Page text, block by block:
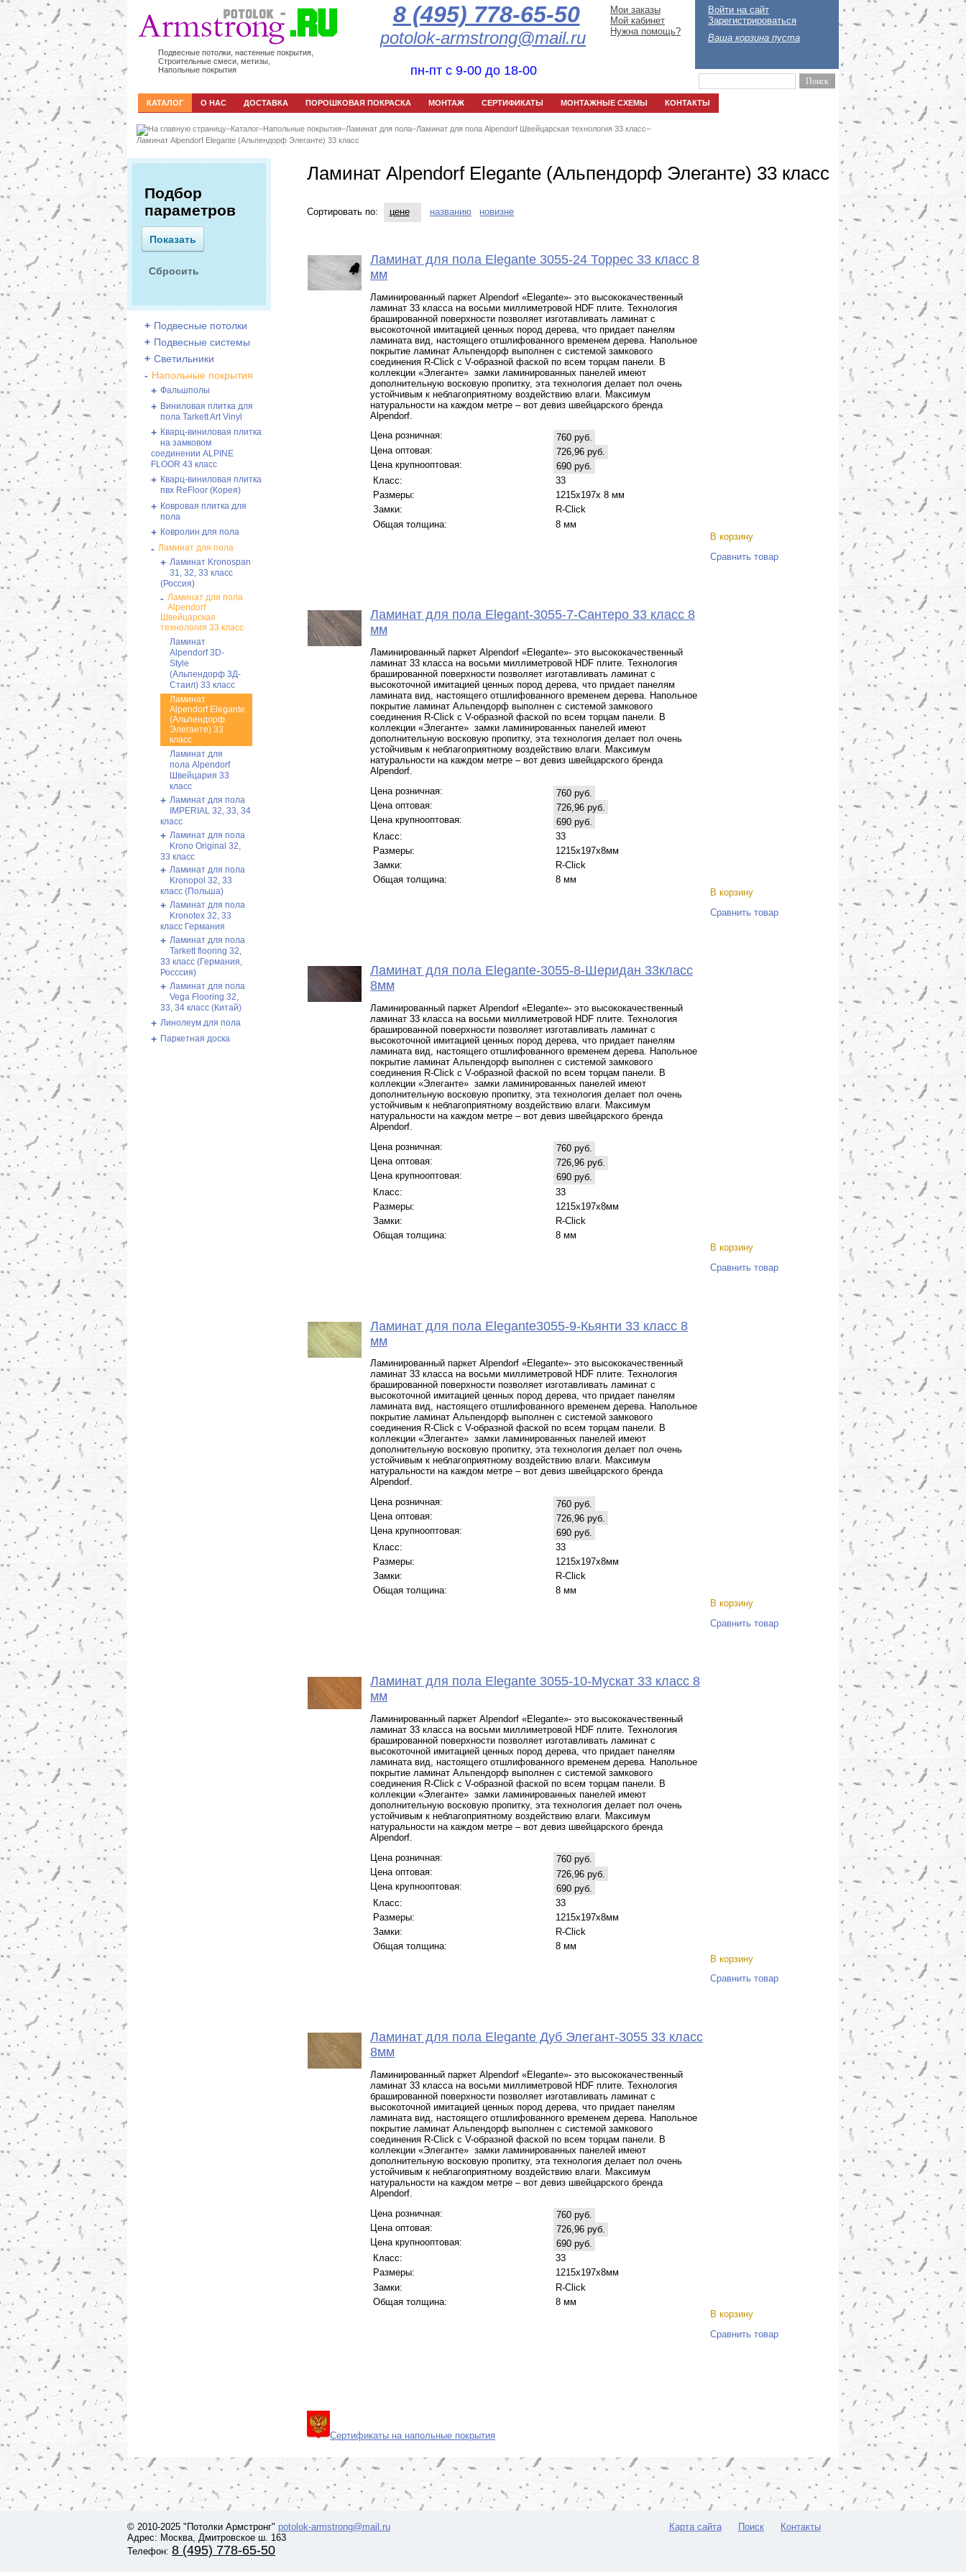
Подвесные потолки, настенные покрытия,
Строительные смеси, метизы,
Напольные покрытия
8 (495) 778-65-50
potolok-armstrong@mail.ru
пн-пт с 9-00 до 18-00
КАТАЛОГ О НАС ДОСТАВКА ПОРОШКОВАЯ ПОКРАСКА МОНТАЖ СЕРТИФИКАТЫ МОНТАЖНЫЕ СХЕМЫ КОНТАКТЫ
Мои заказы
Мой кабинет
Нужна помощь?
Войти на сайт
Зарегистрироваться
Ваша корзина пуста
–Каталог–Напольные покрытия–Ламинат для пола–Ламинат для пола Alpendorf Швейцарская технология 33 класс–
Ламинат Alpendorf Elegante (Альпендорф Элеганте) 33 класс
Подбор
параметров
+ Подвесные потолки
+ Подвесные системы
+ Светильники
- Напольные покрытия
+ Фальшполы
+ Виниловая плитка для
пола Tarkett Art Vinyl
+ Кварц-виниловая плитка
на замковом
соединении ALPINE
FLOOR 43 класс
+ Кварц-виниловая плитка
пвх ReFloor (Корея)
+ Ковровая плитка для
пола
+ Ковролин для пола
- Ламинат для пола
+ Ламинат Kronospan
31, 32, 33 класс
(Россия)
- Ламинат для пола
Alpendorf
Швейцарская
технология 33 класс
Ламинат
Alpendorf 3D-
Style
(Альпендорф 3Д-
Стаил) 33 класс
Ламинат
Alpendorf Elegante
(Альпендорф
Элеганте) 33
класс
Ламинат для
пола Alpendorf
Швейцария 33
класс
+ Ламинат для пола
IMPERIAL 32, 33, 34
класс
+ Ламинат для пола
Krono Original 32,
33 класс
+ Ламинат для пола
Kronopol 32, 33
класс (Польша)
+ Ламинат для пола
Kronotex 32, 33
класс Германия
+ Ламинат для пола
Tarkett flooring 32,
33 класс (Германия,
Росссия)
+ Ламинат для пола
Vega Flooring 32,
33, 34 класс (Китай)
+ Линолеум для пола
+ Паркетная доска
Ламинат Alpendorf Elegante (Альпендорф Элеганте) 33 класс
Сортировать по: цене названию новизне
Ламинат для пола Elegante 3055-24 Торрес 33 класс 8
мм
Ламинированный паркет Alpendorf «Elegante»- это высококачественный
ламинат 33 класса на восьми миллиметровой HDF плите. Технология
брашированной поверхности позволяет изготавливать ламинат с
высокоточной имитацией ценных пород дерева, что придает панелям
ламината вид, настоящего отшлифованного временем дерева. Напольное
покрытие ламинат Альпендорф выполнен с системой замкового
соединения R-Click c V-образной фаской по всем торцам панели. В
коллекции «Элеганте» замки ламинированных панелей имеют
дополнительную восковую пропитку, эта технология делает пол очень
устойчивым к неблагоприятному воздействию влаги. Максимум
натуральности на каждом метре – вот девиз швейцарского бренда
Alpendorf.
Цена розничная:
760 руб.
Цена оптовая:
726,96 руб.
Цена крупнооптовая:
690 руб.
Класс:
33
Размеры:
1215х197х 8 мм
Замки:
R-Click
Общая толщина:
8 мм
В корзину
Сравнить товар
Ламинат для пола Elegant-3055-7-Сантеро 33 класс 8
мм
Ламинированный паркет Alpendorf «Elegante»- это высококачественный
ламинат 33 класса на восьми миллиметровой HDF плите. Технология
брашированной поверхности позволяет изготавливать ламинат с
высокоточной имитацией ценных пород дерева, что придает панелям
ламината вид, настоящего отшлифованного временем дерева. Напольное
покрытие ламинат Альпендорф выполнен с системой замкового
соединения R-Click c V-образной фаской по всем торцам панели. В
коллекции «Элеганте» замки ламинированных панелей имеют
дополнительную восковую пропитку, эта технология делает пол очень
устойчивым к неблагоприятному воздействию влаги. Максимум
натуральности на каждом метре – вот девиз швейцарского бренда
Alpendorf.
Цена розничная:
760 руб.
Цена оптовая:
726,96 руб.
Цена крупнооптовая:
690 руб.
Класс:
33
Размеры:
1215х197х8мм
Замки:
R-Click
Общая толщина:
8 мм
В корзину
Сравнить товар
Ламинат для пола Elegante-3055-8-Шеридан 33класс
8мм
Ламинированный паркет Alpendorf «Elegante»- это высококачественный
ламинат 33 класса на восьми миллиметровой HDF плите. Технология
брашированной поверхности позволяет изготавливать ламинат с
высокоточной имитацией ценных пород дерева, что придает панелям
ламината вид, настоящего отшлифованного временем дерева. Напольное
покрытие ламинат Альпендорф выполнен с системой замкового
соединения R-Click c V-образной фаской по всем торцам панели. В
коллекции «Элеганте» замки ламинированных панелей имеют
дополнительную восковую пропитку, эта технология делает пол очень
устойчивым к неблагоприятному воздействию влаги. Максимум
натуральности на каждом метре – вот девиз швейцарского бренда
Alpendorf.
Цена розничная:
760 руб.
Цена оптовая:
726,96 руб.
Цена крупнооптовая:
690 руб.
Класс:
33
Размеры:
1215х197х8мм
Замки:
R-Click
Общая толщина:
8 мм
В корзину
Сравнить товар
Ламинат для пола Elegante3055-9-Кьянти 33 класс 8
мм
Ламинированный паркет Alpendorf «Elegante»- это высококачественный
ламинат 33 класса на восьми миллиметровой HDF плите. Технология
брашированной поверхности позволяет изготавливать ламинат с
высокоточной имитацией ценных пород дерева, что придает панелям
ламината вид, настоящего отшлифованного временем дерева. Напольное
покрытие ламинат Альпендорф выполнен с системой замкового
соединения R-Click c V-образной фаской по всем торцам панели. В
коллекции «Элеганте» замки ламинированных панелей имеют
дополнительную восковую пропитку, эта технология делает пол очень
устойчивым к неблагоприятному воздействию влаги. Максимум
натуральности на каждом метре – вот девиз швейцарского бренда
Alpendorf.
Цена розничная:
760 руб.
Цена оптовая:
726,96 руб.
Цена крупнооптовая:
690 руб.
Класс:
33
Размеры:
1215х197х8мм
Замки:
R-Click
Общая толщина:
8 мм
В корзину
Сравнить товар
Ламинат для пола Elegante 3055-10-Мускат 33 класс 8
мм
Ламинированный паркет Alpendorf «Elegante»- это высококачественный
ламинат 33 класса на восьми миллиметровой HDF плите. Технология
брашированной поверхности позволяет изготавливать ламинат с
высокоточной имитацией ценных пород дерева, что придает панелям
ламината вид, настоящего отшлифованного временем дерева. Напольное
покрытие ламинат Альпендорф выполнен с системой замкового
соединения R-Click c V-образной фаской по всем торцам панели. В
коллекции «Элеганте» замки ламинированных панелей имеют
дополнительную восковую пропитку, эта технология делает пол очень
устойчивым к неблагоприятному воздействию влаги. Максимум
натуральности на каждом метре – вот девиз швейцарского бренда
Alpendorf.
Цена розничная:
760 руб.
Цена оптовая:
726,96 руб.
Цена крупнооптовая:
690 руб.
Класс:
33
Размеры:
1215х197х8мм
Замки:
R-Click
Общая толщина:
8 мм
В корзину
Сравнить товар
Ламинат для пола Elegante Дуб Элегант-3055 33 класс
8мм
Ламинированный паркет Alpendorf «Elegante»- это высококачественный
ламинат 33 класса на восьми миллиметровой HDF плите. Технология
брашированной поверхности позволяет изготавливать ламинат с
высокоточной имитацией ценных пород дерева, что придает панелям
ламината вид, настоящего отшлифованного временем дерева. Напольное
покрытие ламинат Альпендорф выполнен с системой замкового
соединения R-Click c V-образной фаской по всем торцам панели. В
коллекции «Элеганте» замки ламинированных панелей имеют
дополнительную восковую пропитку, эта технология делает пол очень
устойчивым к неблагоприятному воздействию влаги. Максимум
натуральности на каждом метре – вот девиз швейцарского бренда
Alpendorf.
Цена розничная:
760 руб.
Цена оптовая:
726,96 руб.
Цена крупнооптовая:
690 руб.
Класс:
33
Размеры:
1215х197x8мм
Замки:
R-Click
Общая толщина:
8 мм
В корзину
Сравнить товар
Сертификаты на напольные покрытия
© 2010-2025 "Потолки Армстронг" potolok-armstrong@mail.ru
Адрес: Москва, Дмитровское ш. 163
Телефон: 8 (495) 778-65-50
Карта сайта Поиск Контакты